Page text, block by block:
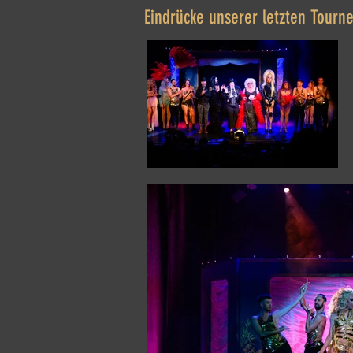
Eindrücke unserer letzten